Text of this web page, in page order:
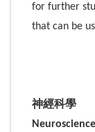
for further
that can be
神經科學
Neuroscience